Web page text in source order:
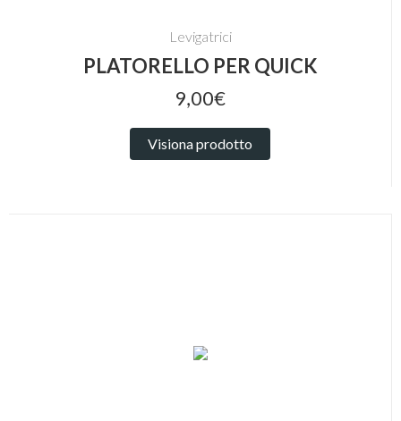
Levigatrici
PLATORELLO PER QUICK
9,00€
Visiona prodotto